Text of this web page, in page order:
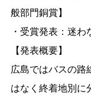
般部門銅賞】
・受賞発表：迷
【発表概要】
広島ではバスの路
はなく終着地別に